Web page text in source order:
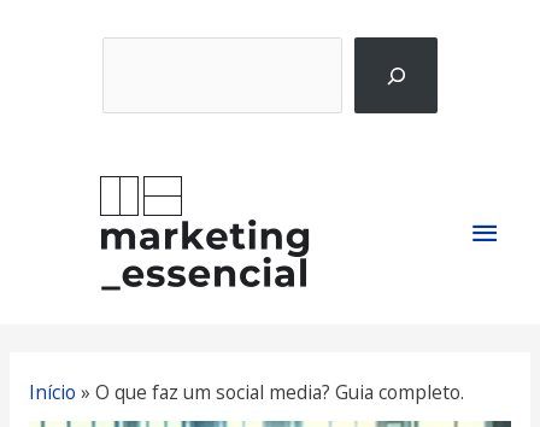
Início » O que faz um social media? Guia completo.